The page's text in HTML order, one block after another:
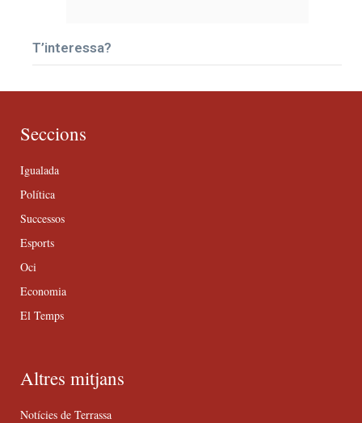
T’interessa?
Seccions
Igualada
Política
Successos
Esports
Oci
Economia
El Temps
Altres mitjans
Notícies de Terrassa